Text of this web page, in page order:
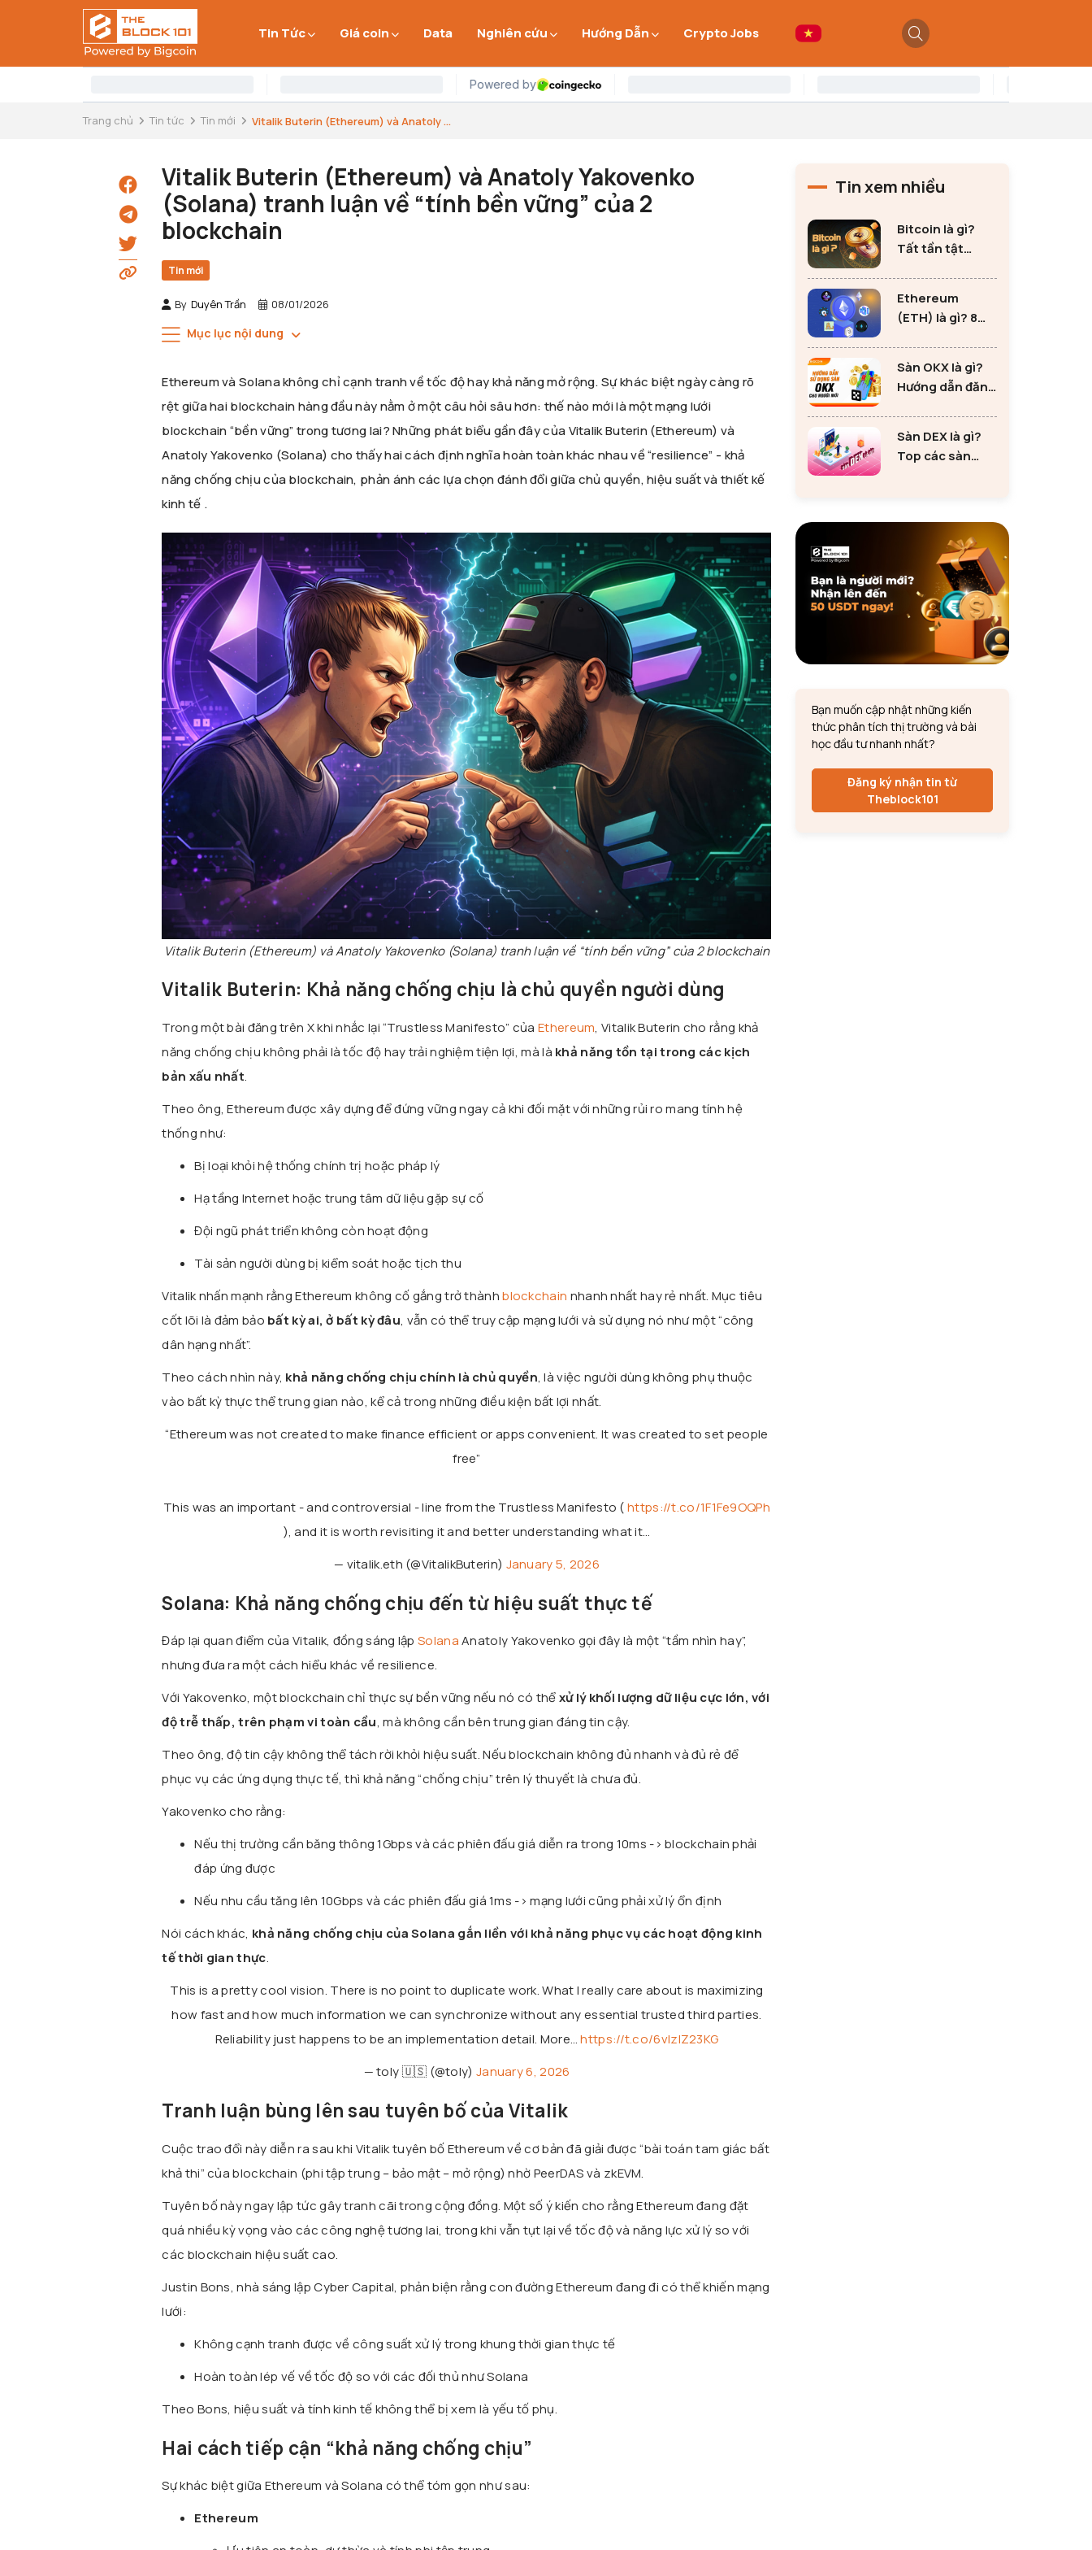
Tin Tức Giá coin Data Nghiên cứu Hướng Dẫn Crypto Jobs
Trang chủ Tin tức Tin mới Vitalik Buterin (Ethereum) và Anatoly ...
Vitalik Buterin (Ethereum) và Anatoly Yakovenko
(Solana) tranh luận về “tính bền vững” của 2
blockchain
Tin mới
By Duyên Trần 08/01/2026
Mục lục nội dung
Ethereum và Solana không chỉ cạnh tranh về tốc độ hay khả năng mở rộng. Sự khác biệt ngày càng rõ
rệt giữa hai blockchain hàng đầu này nằm ở một câu hỏi sâu hơn: thế nào mới là một mạng lưới
blockchain “bền vững” trong tương lai? Những phát biểu gần đây của Vitalik Buterin (Ethereum) và
Anatoly Yakovenko (Solana) cho thấy hai cách định nghĩa hoàn toàn khác nhau về “resilience” - khả
năng chống chịu của blockchain, phản ánh các lựa chọn đánh đổi giữa chủ quyền, hiệu suất và thiết kế
kinh tế .
Vitalik Buterin (Ethereum) và Anatoly Yakovenko (Solana) tranh luận về “tính bền vững” của 2 blockchain
Vitalik Buterin: Khả năng chống chịu là chủ quyền người dùng
Trong một bài đăng trên X khi nhắc lại “Trustless Manifesto” của Ethereum, Vitalik Buterin cho rằng khả
năng chống chịu không phải là tốc độ hay trải nghiệm tiện lợi, mà là khả năng tồn tại trong các kịch
bản xấu nhất.
Theo ông, Ethereum được xây dựng để đứng vững ngay cả khi đối mặt với những rủi ro mang tính hệ
thống như:
Bị loại khỏi hệ thống chính trị hoặc pháp lý
Hạ tầng Internet hoặc trung tâm dữ liệu gặp sự cố
Đội ngũ phát triển không còn hoạt động
Tài sản người dùng bị kiểm soát hoặc tịch thu
Vitalik nhấn mạnh rằng Ethereum không cố gắng trở thànhblockchain nhanh nhất hay rẻ nhất. Mục tiêu
cốt lõi là đảm bảo bất kỳ ai, ở bất kỳ đâu, vẫn có thể truy cập mạng lưới và sử dụng nó như một “công
dân hạng nhất”.
Theo cách nhìn này, khả năng chống chịu chính là chủ quyền, là việc người dùng không phụ thuộc
vào bất kỳ thực thể trung gian nào, kể cả trong những điều kiện bất lợi nhất.
“Ethereum was not created to make finance efficient or apps convenient. It was created to set people
free”
This was an important - and controversial - line from the Trustless Manifesto (https://t.co/1F1Fe9OQPh
), and it is worth revisiting it and better understanding what it…
— vitalik.eth (@VitalikButerin) January 5, 2026
Solana: Khả năng chống chịu đến từ hiệu suất thực tế
Đáp lại quan điểm của Vitalik, đồng sáng lập SolanaAnatoly Yakovenko gọi đây là một “tầm nhìn hay”,
nhưng đưa ra một cách hiểu khác về resilience.
Với Yakovenko, một blockchain chỉ thực sự bền vững nếu nó có thểxử lý khối lượng dữ liệu cực lớn, với
độ trễ thấp, trên phạm vi toàn cầu, mà không cần bên trung gian đáng tin cậy.
Theo ông, độ tin cậy không thể tách rời khỏi hiệu suất. Nếu blockchain không đủ nhanh và đủ rẻ để
phục vụ các ứng dụng thực tế, thì khả năng “chống chịu” trên lý thuyết là chưa đủ.
Yakovenko cho rằng:
Nếu thị trường cần băng thông 1Gbps và các phiên đấu giá diễn ra trong 10ms -> blockchain phải
đáp ứng được
Nếu nhu cầu tăng lên 10Gbps và các phiên đấu giá 1ms -> mạng lưới cũng phải xử lý ổn định
Nói cách khác, khả năng chống chịu của Solana gắn liền với khả năng phục vụ các hoạt động kinh
tế thời gian thực.
This is a pretty cool vision. There is no point to duplicate work. What I really care about is maximizing
how fast and how much information we can synchronize without any essential trusted third parties.
Reliability just happens to be an implementation detail. More…https://t.co/6vlzIZ23KG
— toly 🇺🇸 (@toly) January 6, 2026
Tranh luận bùng lên sau tuyên bố của Vitalik
Cuộc trao đổi này diễn ra sau khi Vitalik tuyên bố Ethereum về cơ bản đã giải được “bài toán tam giác bất
khả thi” của blockchain (phi tập trung – bảo mật – mở rộng) nhờ PeerDAS và zkEVM.
Tuyên bố này ngay lập tức gây tranh cãi trong cộng đồng. Một số ý kiến cho rằng Ethereum đang đặt
quá nhiều kỳ vọng vào các công nghệ tương lai, trong khi vẫn tụt lại về tốc độ và năng lực xử lý so với
các blockchain hiệu suất cao.
Justin Bons, nhà sáng lập Cyber Capital, phản biện rằng con đường Ethereum đang đi có thể khiến mạng
lưới:
Không cạnh tranh được về công suất xử lý trong khung thời gian thực tế
Hoàn toàn lép vế về tốc độ so với các đối thủ như Solana
Theo Bons, hiệu suất và tính kinh tế không thể bị xem là yếu tố phụ.
Hai cách tiếp cận “khả năng chống chịu”
Sự khác biệt giữa Ethereum và Solana có thể tóm gọn như sau:
Ethereum
Tin xem nhiều
Bitcoin là gì?
Tất tần tật
Bitcoin
Ethereum
(ETH) là gì? 8
tư Ethereum
Sàn OKX là gì?
Hướng dẫn đăng
mới
Sàn DEX là gì?
Top các sàn
Bạn muốn cập nhật những kiến
thức phân tích thị trường và bài
học đầu tư nhanh nhất?
Đăng ký nhận tin từ
Theblock101